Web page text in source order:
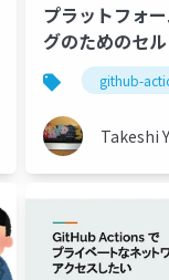
プラットフォ
グのためのセ
実装
github-
Takeshi